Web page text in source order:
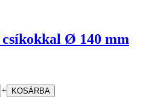
Ø 140 mm
+